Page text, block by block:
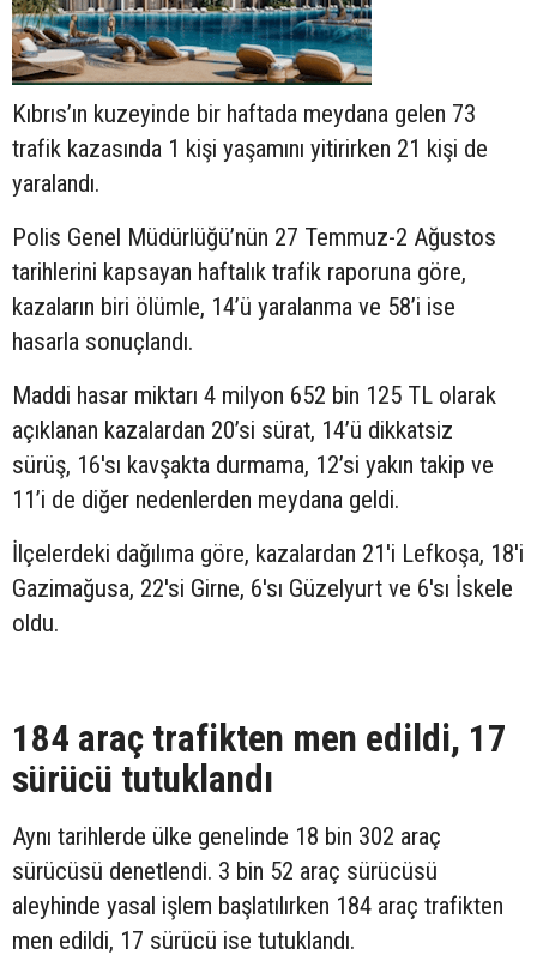
Kıbrıs’ın kuzeyinde bir haftada meydana gelen 73
trafik kazasında 1 kişi yaşamını yitirirken 21 kişi de
yaralandı.
Polis Genel Müdürlüğü’nün 27 Temmuz-2 Ağustos
tarihlerini kapsayan haftalık trafik raporuna göre,
kazaların biri ölümle, 14’ü yaralanma ve 58’i ise
hasarla sonuçlandı.
Maddi hasar miktarı 4 milyon 652 bin 125 TL olarak
açıklanan kazalardan 20’si sürat, 14’ü dikkatsiz
sürüş, 16'sı kavşakta durmama, 12’si yakın takip ve
11’i de diğer nedenlerden meydana geldi.
İlçelerdeki dağılıma göre, kazalardan 21'i Lefkoşa, 18'i
Gazimağusa, 22'si Girne, 6'sı Güzelyurt ve 6'sı İskele
oldu.
184 araç trafikten men edildi, 17
sürücü tutuklandı
Aynı tarihlerde ülke genelinde 18 bin 302 araç
sürücüsü denetlendi. 3 bin 52 araç sürücüsü
aleyhinde yasal işlem başlatılırken 184 araç trafikten
men edildi, 17 sürücü ise tutuklandı.